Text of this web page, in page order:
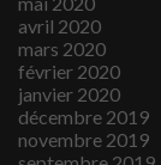
avril 2020
mars 2020
février 2020
janvier 2020
décembre 2019
novembre 2019